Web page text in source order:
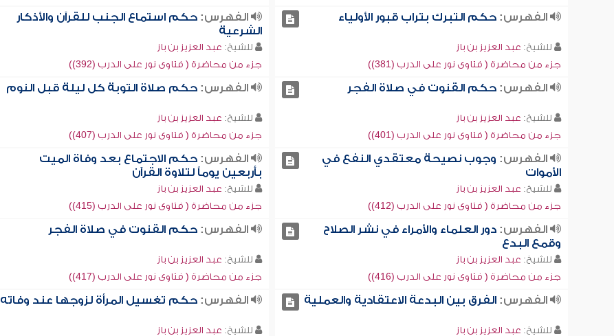
الفهرس:حكم التبرك بتراب قبور الأولياء
للشيخ: عبد العزيز بن باز
جزء من محاضرة ( فتاوى نور على الدرب (381))
الفهرس: حكم استماع الجنب للقرآن والأذكار
الشرعية
للشيخ: عبد العزيز بن باز
جزء من محاضرة ( فتاوى نور على الدرب (392))
الفهرس:حكم القنوت في صلاة الفجر
للشيخ: عبد العزيز بن باز
جزء من محاضرة ( فتاوى نور على الدرب (401))
الفهرس: حكم صلاة التوبة كل ليلة قبل النوم
للشيخ: عبد العزيز بن باز
جزء من محاضرة ( فتاوى نور على الدرب (407))
الفهرس: وجوب نصيحة معتقدي النفع في
الأموات
للشيخ: عبد العزيز بن باز
جزء من محاضرة ( فتاوى نور على الدرب (412))
الفهرس: حكم الاجتماع بعد وفاة الميت
بأربعين يوماً لتلاوة القرآن
للشيخ: عبد العزيز بن باز
جزء من محاضرة ( فتاوى نور على الدرب (415))
الفهرس:دور العلماء والأمراء في نشر الصلاح
وقمع البدع
للشيخ: عبد العزيز بن باز
جزء من محاضرة ( فتاوى نور على الدرب (416))
الفهرس: حكم القنوت في صلاة الفجر
للشيخ: عبد العزيز بن باز
جزء من محاضرة ( فتاوى نور على الدرب (417))
الفهرس:الفرق بين البدعة الاعتقادية والعملية
للشيخ: عبد العزيز بن باز
الفهرس: حكم تغسيل المرأة لزوجها عند وفاته
للشيخ: عبد العزيز بن باز